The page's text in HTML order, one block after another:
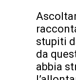
stupiti
da
abbia